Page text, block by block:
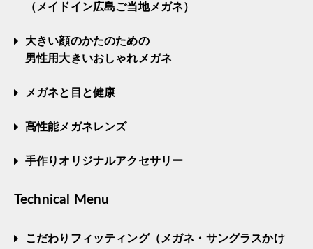
（メイドイン広島ご当地メガネ）
大きい顔のかたのための
男性用大きいおしゃれメガネ
メガネと目と健康
高性能メガネレンズ
手作りオリジナルアクセサリー
Technical Menu
こだわりフィッティング（メガネ・サングラスかけ